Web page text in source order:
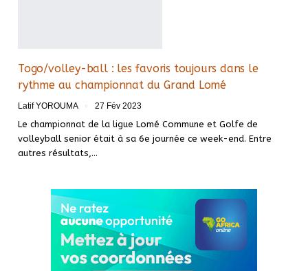
Togo/volley-ball : les favoris toujours dans le
rythme au championnat du Grand Lomé
Latif YOROUMA 27 Fév 2023
Le championnat de la ligue Lomé Commune et Golfe de
volleyball senior était à sa 6e journée ce week-end. Entre
autres résultats, …